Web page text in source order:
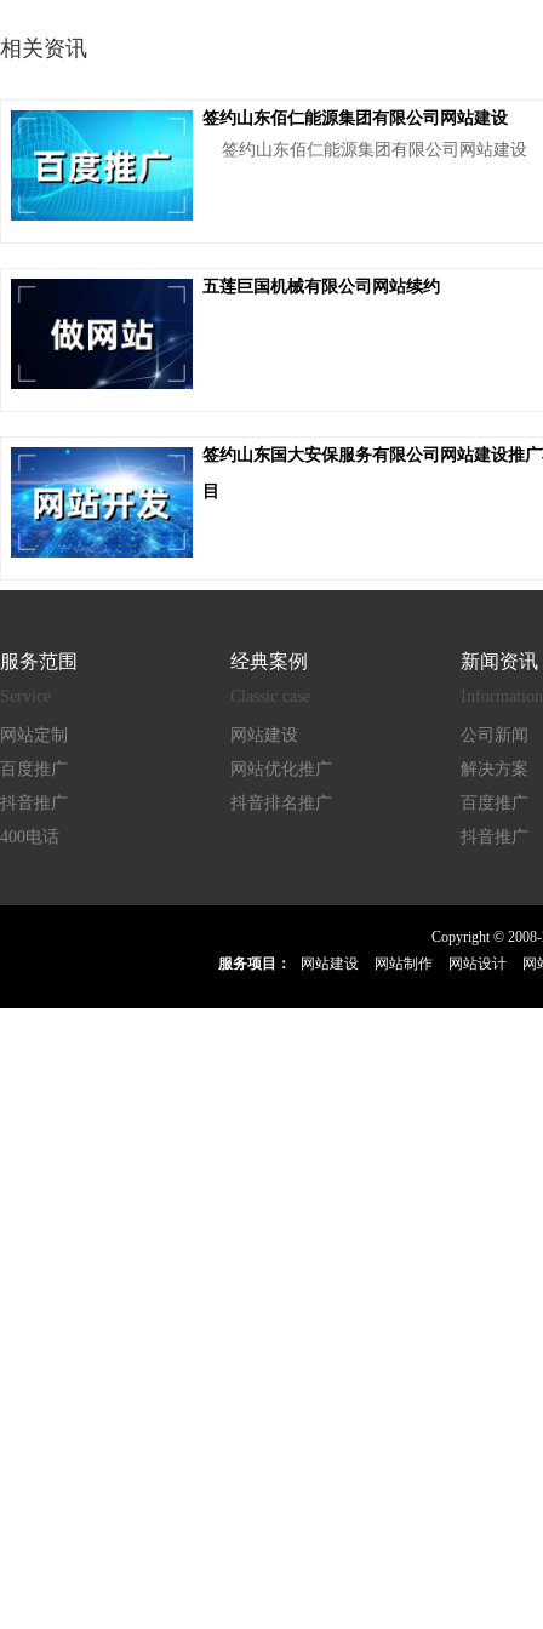
相关资讯
签约山东佰仁能源集团有限公司网站建设
签约山东佰仁能源集团有限公司网站建设
五莲巨国机械有限公司网站续约
签约山东国大安保服务有限公司网站建设推
目
服务范围
Service
网站定制
百度推广
抖音推广
400电话
经典案例
Classic case
网站建设
网站优化推广
抖音排名推广
新闻资讯
Information
公司新闻
解决方案
百度推广
抖音推广
Copyright ©
服务项目：
网站建设 网站制作 网站设计 网